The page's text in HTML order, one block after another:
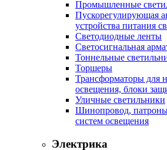
Промышленные
Пускорегулирующая
устройства питания
Светодиодные ленты
Светосигнальная
Тоннельные
Торшеры
Трансформаторы для
освещения, блоки
Уличные светильники
Шинопровод, патроны
систем освещения
Электрика